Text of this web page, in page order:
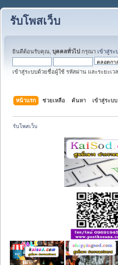
รับโพสเว็บ
ยินดีต้อนรับคุณ, บุคคลทั่วไป กรุณา เข้าสู่ระ
เข้าสู่ระบบด้วยชื่อผู้ใช้ รหัสผ่าน และระยะเว
หน้าแรก ช่วยเหลือ ค้นหา เข้าสู่ระบบ
รับโพสเว็บ